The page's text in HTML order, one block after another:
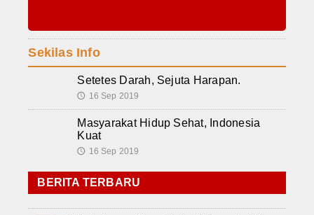
Sekilas Info
Setetes Darah, Sejuta Harapan.
🕔 16 Sep 2019
Masyarakat Hidup Sehat, Indonesia
Kuat
🕔 16 Sep 2019
BERITA TERBARU